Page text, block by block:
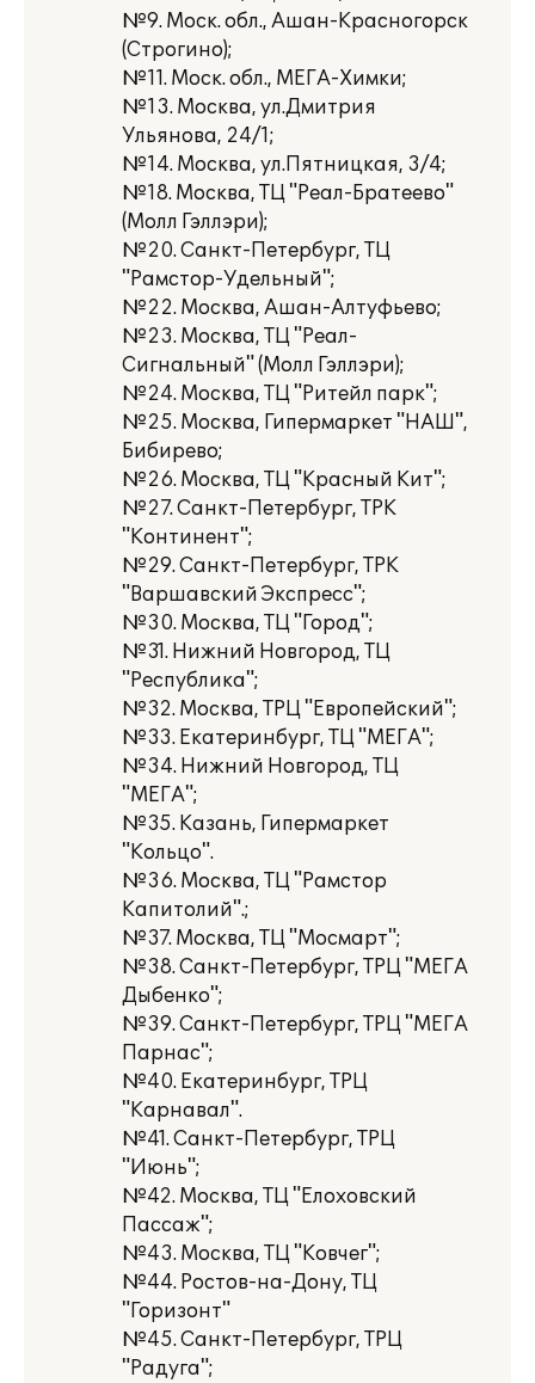
№9. Моск. обл., Ашан-Красногорск
(Строгино);
№11. Моск. обл., МЕГА-Химки;
№13. Москва, ул.Дмитрия
Ульянова, 24/1;
№14. Москва, ул.Пятницкая, 3/4;
№18. Москва, ТЦ "Реал-Братеево"
(Молл Гэллэри);
№20. Санкт-Петербург, ТЦ
"Рамстор-Удельный";
№22. Москва, Ашан-Алтуфьево;
№23. Москва, ТЦ "Реал-
Сигнальный" (Молл Гэллэри);
№24. Москва, ТЦ "Ритейл парк";
№25. Москва, Гипермаркет "НАШ",
Бибирево;
№26. Москва, ТЦ "Красный Кит";
№27. Санкт-Петербург, ТРК
"Континент";
№29. Санкт-Петербург, ТРК
"Варшавский Экспресс";
№30. Москва, ТЦ "Город";
№31. Нижний Новгород, ТЦ
"Республика";
№32. Москва, ТРЦ "Европейский";
№33. Екатеринбург, ТЦ "МЕГА";
№34. Нижний Новгород, ТЦ
"МЕГА";
№35. Казань, Гипермаркет
"Кольцо".
№36. Москва, ТЦ "Рамстор
Капитолий".;
№37. Москва, ТЦ "Мосмарт";
№38. Санкт-Петербург, ТРЦ "МЕГА
Дыбенко";
№39. Санкт-Петербург, ТРЦ "МЕГА
Парнас";
№40. Екатеринбург, ТРЦ
"Карнавал".
№41. Санкт-Петербург, ТРЦ
"Июнь";
№42. Москва, ТЦ "Елоховский
Пассаж";
№43. Москва, ТЦ "Ковчег";
№44. Ростов-на-Дону, ТЦ
"Горизонт"
№45. Санкт-Петербург, ТРЦ
"Радуга";